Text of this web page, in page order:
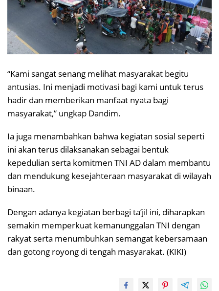
“Kami sangat senang melihat masyarakat begitu
antusias. Ini menjadi motivasi bagi kami untuk terus
hadir dan memberikan manfaat nyata bagi
masyarakat,” ungkap Dandim.
Ia juga menambahkan bahwa kegiatan sosial seperti
ini akan terus dilaksanakan sebagai bentuk
kepedulian serta komitmen TNI AD dalam membantu
dan mendukung kesejahteraan masyarakat di wilayah
binaan.
Dengan adanya kegiatan berbagi ta’jil ini, diharapkan
semakin memperkuat kemanunggalan TNI dengan
rakyat serta menumbuhkan semangat kebersamaan
dan gotong royong di tengah masyarakat. (KIKI)